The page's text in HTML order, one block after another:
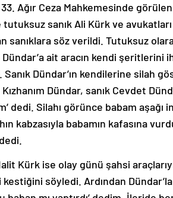
Ağır Ceza Mahkemesinde
tutuksuz sanık Ali Kürk ve
sanıklara söz verildi. Tutuksuz
ait aracın kendi şeritlerini
Sanık Dündar’ın kendilerine silah
Dündar, sanık Cevdet
dedi. Silahı görünce babam aşağı
kabzasıyla babamın kafasına
Kürk ise olay günü şahsi
söyledi. Ardından